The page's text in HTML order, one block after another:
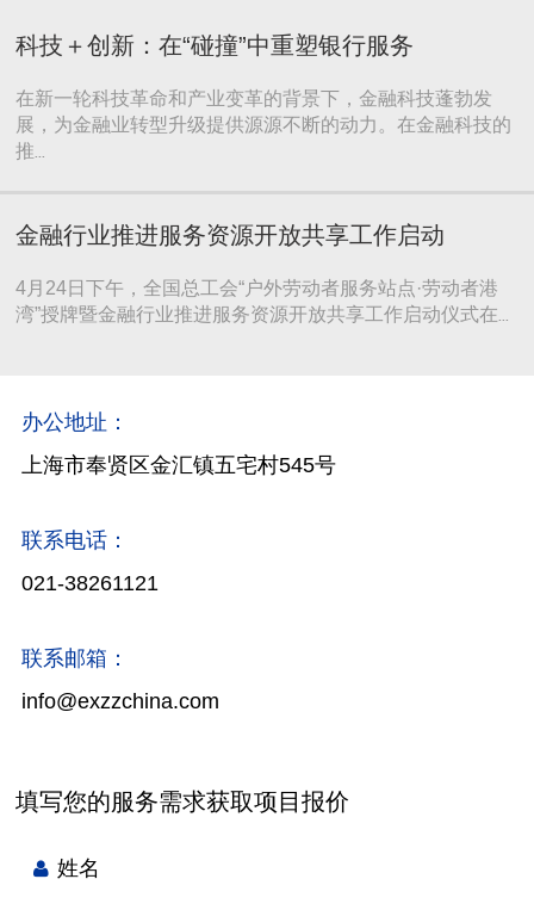
科技＋创新：在“碰撞”中重塑银行服务
在新一轮科技革命和产业变革的背景下，金融科技蓬勃发
展，为金融业转型升级提供源源不断的动力。在金融科技的
推
金融行业推进服务资源开放共享工作启动
4月24日下午，全国总工会“户外劳动者服务站点·劳动者港
湾”授牌暨金融行业推进服务资源开放共享工作启动仪式在
办公地址：
上海市奉贤区金汇镇五宅村545号
联系电话：
021-38261121
联系邮箱：
info@exzzchina.com
填写您的服务需求获取项目报价
姓名